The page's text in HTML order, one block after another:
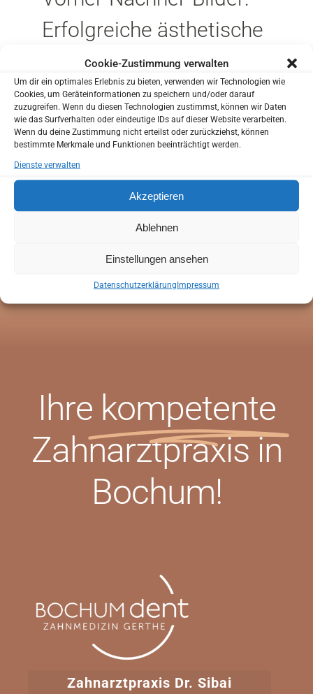
Cookie-Zustimmung verwalten
Um dir ein optimales Erlebnis zu bieten, verwenden wir Technologien wie
Cookies, um Geräteinformationen zu speichern und/oder darauf
zuzugreifen. Wenn du diesen Technologien zustimmst, können wir Daten
wie das Surfverhalten oder eindeutige IDs auf dieser Website verarbeiten.
Wenn du deine Zustimmung nicht erteilst oder zurückziehst, können
bestimmte Merkmale und Funktionen beeinträchtigt werden.
Dienste verwalten
Akzeptieren
Ablehnen
Einstellungen ansehen
DatenschutzerklärungImpressum
Erfolgreiche ästhetische
Zahnbehandlungen für
Ihr schönstes Lächeln !!!
CONTINUE READING
Ihre kompetente
Zahnarztpraxis in
Bochum!
Zahnarztpraxis Dr. Sibai
SIND SIE NEUPATIENT?
Sie können uns helfen Sie besser kennenzulernen
bevor Sie zu uns in die Praxis kommen.
Sie haben die Möglichkeit Ihren Anamnesebogen zu
Hause in Ruhe auszufüllen.
So können wir schon bei Ihrem ersten Besuch auf Ihre
individuellen Wünsche und Bedürfnisse eingehen.
Anamnesebogen